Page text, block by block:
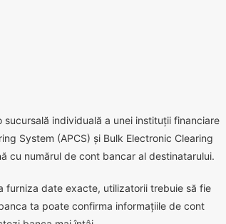
individuală a unei instituții financiare
System (APCS) și Bulk Electronic Clearing
cu numărul de cont bancar al destinatarului.
furniza date exacte, utilizatorii trebuie să fie
ta poate confirma informațiile de cont